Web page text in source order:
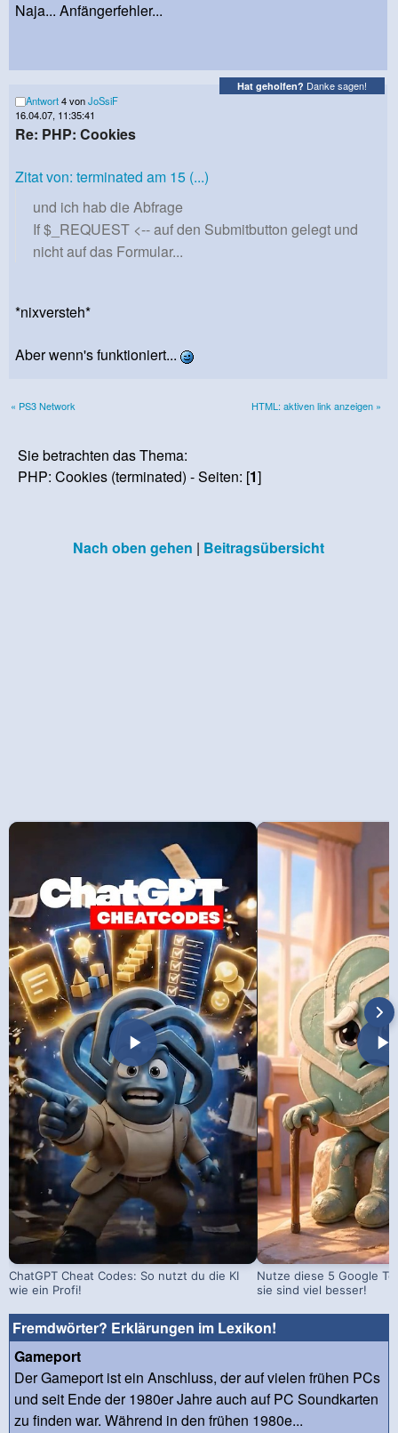
Naja... Anfängerfehler...
Hat geholfen? Danke sagen!
Antwort4 vonJoSsiF
16.04.07, 11:35:41
Re: PHP: Cookies
Zitat von: terminated am 15 (...)
und ich hab die Abfrage
If $_REQUEST <-- auf den Submitbutton gelegt und
nicht auf das Formular...
*nixversteh*
Aber wenn's funktioniert...
« PS3 Network HTML: aktiven link anzeigen »
Sie betrachten das Thema:
PHP: Cookies (terminated) - Seiten: [1]
Nach oben gehen | Beitragsübersicht
ChatGPT Cheat Codes: So nutzt du die KI
wie ein Profi!
Nutze diese 5 Google
sie sind viel besser!
Fremdwörter? Erklärungen im Lexikon!
Gameport
Der Gameport ist ein Anschluss, der auf vielen frühen PCs
und seit Ende der 1980er Jahre auch auf PC Soundkarten
zu finden war. Während in den frühen 1980e...